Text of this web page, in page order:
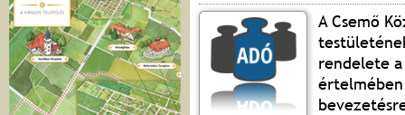
A Csemő
rendelete